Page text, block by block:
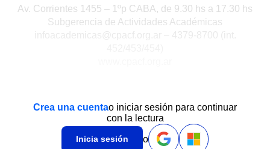
Av. Corrientes 1455 – 1ºp CABA, de 9.30 hs a 17.30 hs
Subgerencia de Actividades Académicas
Crea una cuentao iniciar sesión para continuar
con la lectura
Inicia sesión o